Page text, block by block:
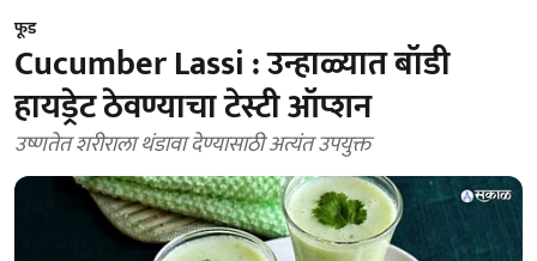
फूड
Cucumber Lassi : उन्हाळ्यात बॉडी
हायड्रेट ठेवण्याचा टेस्टी ऑप्शन
उष्णतेत शरीराला थंडावा देण्यासाठी अत्यंत उपयुक्त